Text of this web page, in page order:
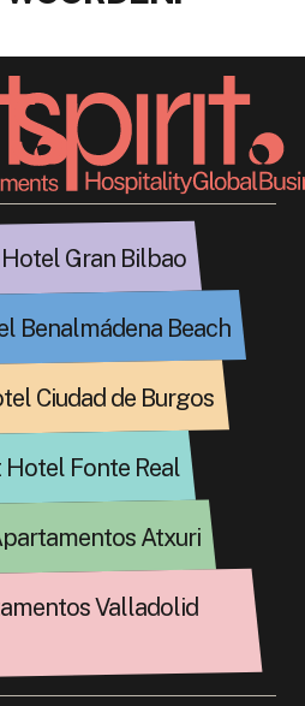
Gran Bilbao
Benalmádena Beach
Ciudad de Burgos
Fonte Real
Atxuri
Valladolid